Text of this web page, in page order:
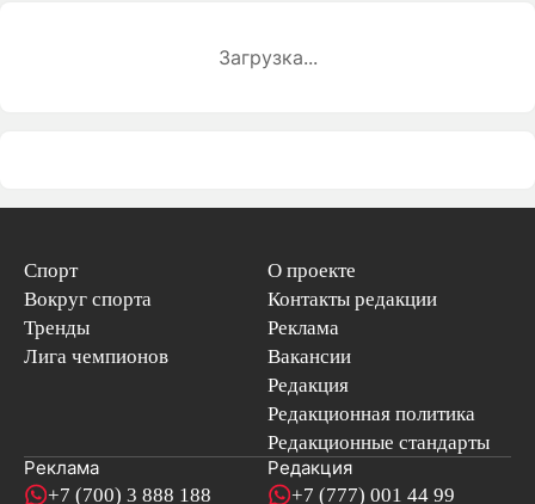
Загрузка...
Спорт
Вокруг спорта
Тренды
Лига чемпионов
О проекте
Контакты редакции
Реклама
Вакансии
Редакция
Редакционная политика
Редакционные стандарты
Реклама
+7 (700) 3 888 188
Редакция
+7 (777) 001 44 99